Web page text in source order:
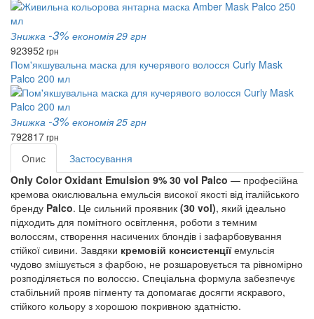
Знижка -3% економія 29 грн
923952 грн
Пом'якшувальна маска для кучерявого волосся Curly Mask
Palco 200 мл
Знижка -3% економія 25 грн
792817грн
Опис
Застосування
Only Color Oxidant Emulsion 9% 30 vol Palco — професійна
кремова окислювальна емульсія високої якості від італійського
бренду Palco. Це сильний проявник (30 vol), який ідеально
підходить для помітного освітлення, роботи з темним
волоссям, створення насичених блондів і зафарбовування
стійкої сивини. Завдяки кремовій консистенції емульсія
чудово змішується з фарбою, не розшаровується та рівномірно
розподіляється по волоссю. Спеціальна формула забезпечує
стабільний прояв пігменту та допомагає досягти яскравого,
стійкого кольору з хорошою покривною здатністю.